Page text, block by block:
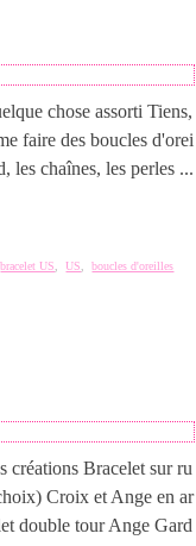
chose assorti Tiens,
faire des boucles d'orei
les chaînes, les perles ...
bracelet US ,US ,boucles d'oreilles
créations Bracelet sur ru
Croix et Ange en ar
double tour Ange Gard